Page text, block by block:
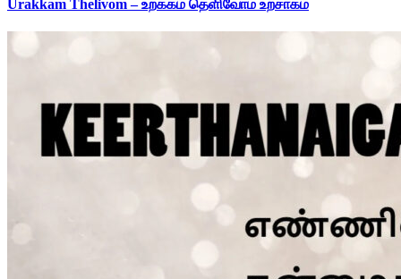
Urakkam Thelivom – உறக்கம் தெளிவோம் உற்சாகம்